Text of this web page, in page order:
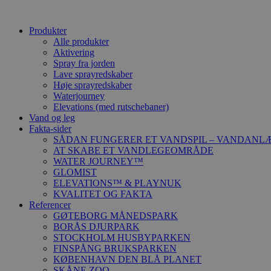
Produkter
Alle produkter
Aktivering
Spray fra jorden
Lave sprayredskaber
Høje sprayredskaber
Waterjourney
Elevations (med rutschebaner)
Vand og leg
Fakta-sider
SÅDAN FUNGERER ET VANDSPIL –
AT SKABE ET VANDLEGEOMRÅDE
WATER JOURNEY™
GLOMIST
ELEVATIONS™ & PLAYNUK
KVALITET OG FAKTA
Referencer
GØTEBORG MÅNEDSPARK
BORÅS DJURPARK
STOCKHOLM HUSBYPARKEN
FINSPÅNG BRUKSPARKEN
KØBENHAVN DEN BLÅ PLANET